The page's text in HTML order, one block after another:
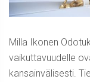
Milla Ikonen
vaikuttavuudelle
kansainvälisesti.